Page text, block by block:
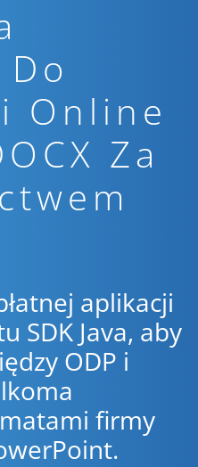
Online
Za
aplikacji
SDK Java, aby
ODP i
firmy